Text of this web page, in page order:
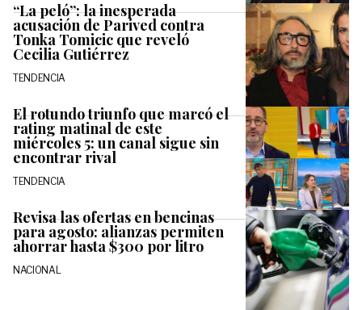
“La peló”: la inesperada
acusación de Parived contra
Tonka Tomicic que reveló
Cecilia Gutiérrez
TENDENCIA
El rotundo triunfo que marcó el
rating matinal de este
miércoles 5: un canal sigue sin
encontrar rival
TENDENCIA
Revisa las ofertas en bencinas
para agosto: alianzas permiten
ahorrar hasta $300 por litro
NACIONAL